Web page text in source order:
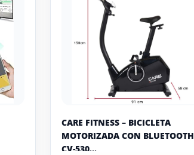
CARE FITNESS – BICICLETA
MOTORIZADA CON BLUETOOTH
CV-530...